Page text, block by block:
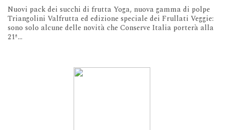
Nuovi pack dei succhi di frutta Yoga, nuova gamma di polpe
Triangolini Valfrutta ed edizione speciale dei Frullati Veggie:
sono solo alcune delle novità che Conserve Italia porterà alla
21ª...